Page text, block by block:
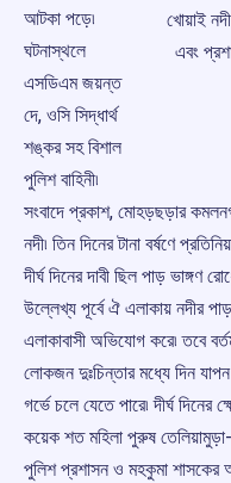
খোয়াই
এবং
আটকা পড়ে৷
ঘটনাস্থলে
এসডিএম জয়ন্ত
দে, ওসি সিদ্ধার্থ
শঙ্কর সহ বিশাল
পুলিশ বাহিনী৷
সংবাদে প্রকাশ, মোহড়ছড়ার
নদী৷ তিন দিনের টানা বর্ষণে
দীর্ঘ দিনের দাবী ছিল পাড়
উল্লেখ্য পূর্বে ঐ এলাকায় নদীর পাড়
এলাকাবাসী অভিযোগ করে৷ তবে
লোকজন দুঃচিন্তার মধ্যে দিন
গর্ভে চলে যেতে পারে৷ দীর্ঘ
কয়েক শত মহিলা পুরুষ
পুলিশ প্রশাসন ও মহকুমা শাসকের